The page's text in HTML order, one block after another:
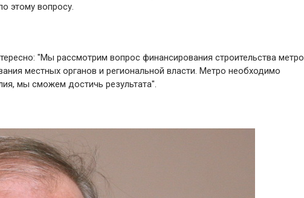
этому вопросу.
"Мы рассмотрим вопрос финансирования строительства метро
местных органов и региональной власти. Метро необходимо
мы сможем достичь результата".